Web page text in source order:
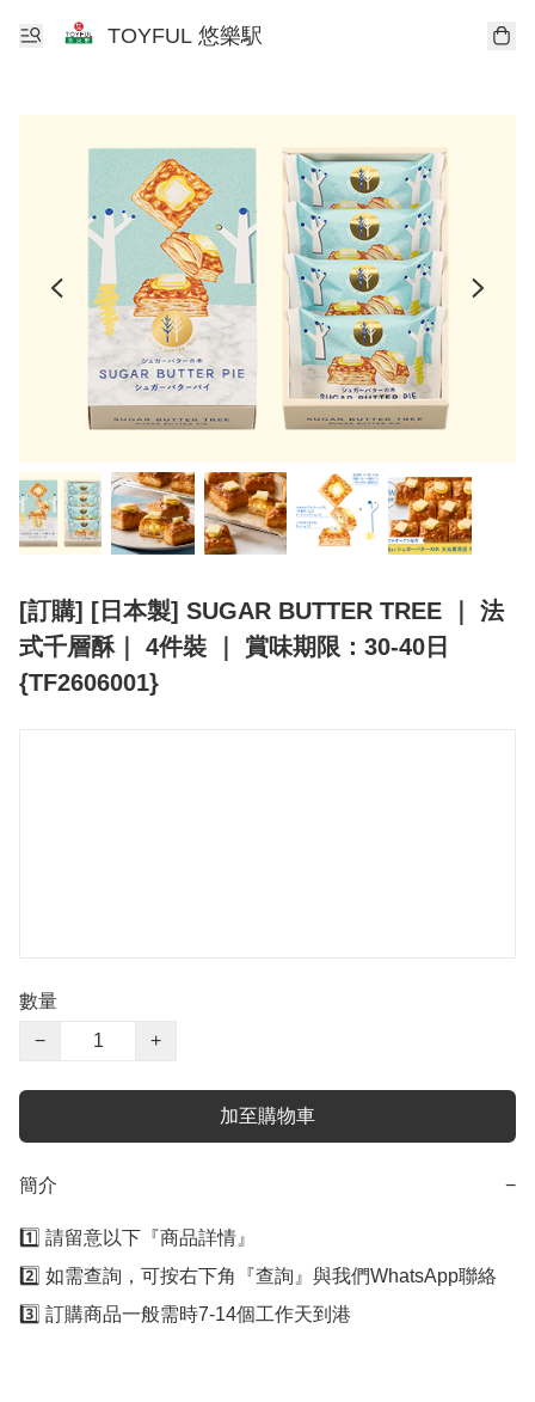
TOYFUL 悠樂駅
[訂購] [日本製] SUGAR BUTTER TREE ｜ 法
式千層酥｜ 4件裝 ｜ 賞味期限：30-40日
{TF2606001}
數量
−
+
加至購物車
簡介 −
1️⃣ 請留意以下『商品詳情』
2️⃣ 如需查詢，可按右下角『查詢』與我們WhatsApp聯絡
3️⃣ 訂購商品一般需時7-14個工作天到港